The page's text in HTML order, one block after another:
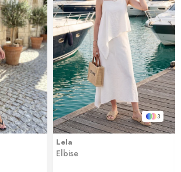
3
Lela
Elbise